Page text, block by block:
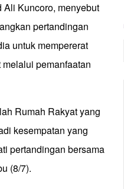
Kuncoro, menyebut
pertandingan
untuk mempererat
pemanfaatan
Rumah Rakyat yang
kesempatan yang
pertandingan bersama
(8/7).